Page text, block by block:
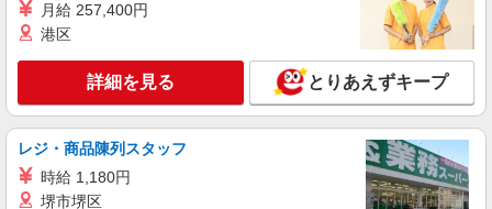
月給 257,400円
港区
詳細を見る とりあえずキープ
レジ・商品陳列スタッフ
時給 1,180円
堺市堺区